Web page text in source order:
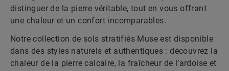
distinguer de la pierre véritable, tout en vous offrant
une chaleur et un confort incomparables.
Notre collection de sols stratifiés Muse est disponible
dans des styles naturels et authentiques : découvrez la
chaleur de la pierre calcaire, la fraîcheur de l’ardoise et